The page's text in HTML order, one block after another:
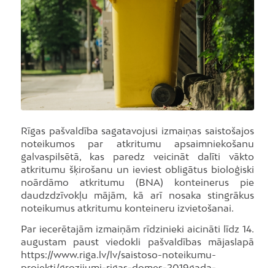
Rīgas pašvaldība sagatavojusi izmaiņas saistošajos
noteikumos par atkritumu apsaimniekošanu
galvaspilsētā, kas paredz veicināt dalīti vākto
atkritumu šķirošanu un ieviest obligātus bioloģiski
noārdāmo atkritumu (BNA) konteinerus pie
daudzdzīvokļu mājām, kā arī nosaka stingrākus
noteikumus atkritumu konteineru izvietošanai.
Par iecerētajām izmaiņām rīdzinieki aicināti līdz 14.
augustam paust viedokli pašvaldības mājaslapā
https://www.riga.lv/lv/saistoso-noteikumu-